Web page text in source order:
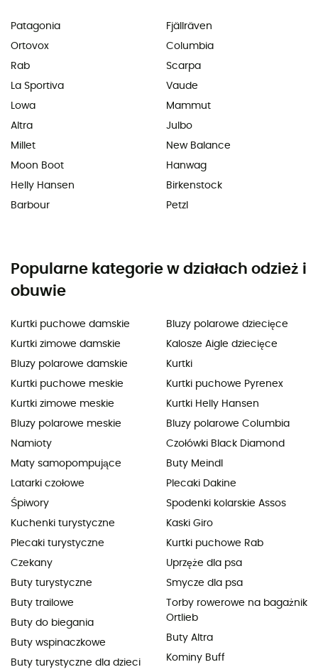
Patagonia
Ortovox
Rab
La Sportiva
Lowa
Altra
Millet
Moon Boot
Helly Hansen
Barbour
Fjällräven
Columbia
Scarpa
Vaude
Mammut
Julbo
New Balance
Hanwag
Birkenstock
Petzl
Popularne kategorie w działach odzież i
obuwie
Kurtki puchowe damskie
Kurtki zimowe damskie
Bluzy polarowe damskie
Kurtki puchowe meskie
Kurtki zimowe meskie
Bluzy polarowe meskie
Namioty
Maty samopompujące
Latarki czołowe
Śpiwory
Kuchenki turystyczne
Plecaki turystyczne
Czekany
Buty turystyczne
Buty trailowe
Buty do biegania
Buty wspinaczkowe
Buty turystyczne dla dzieci
Bluzy polarowe dziecięce
Kalosze Aigle dziecięce
Kurtki
Kurtki puchowe Pyrenex
Kurtki Helly Hansen
Bluzy polarowe Columbia
Czołówki Black Diamond
Buty Meindl
Plecaki Dakine
Spodenki kolarskie Assos
Kaski Giro
Kurtki puchowe Rab
Uprzęże dla psa
Smycze dla psa
Torby rowerowe na bagażnik
Ortlieb
Buty Altra
Kominy Buff